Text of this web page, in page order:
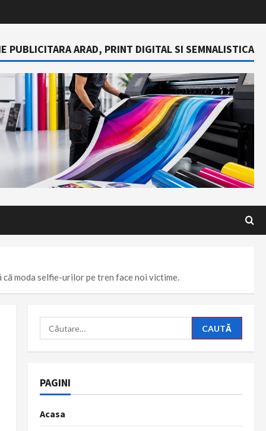
PUBLICITARA ARAD, PRINT DIGITAL SI SEMNALISTICA
moda selfie-urilor pe tren face noi victime.
Caută
după:
PAGINI
Acasa